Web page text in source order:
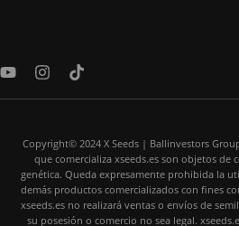
Y
u
I
s
g
r
a
m
T
k
o
k
Copyright© 2024 X Seeds | Ballinvestors
que comercializa xseeds.es son objetos de
genética. Queda expresamente prohibida la
demás productos comercializados con fines
xseeds.es no realizará ventas o envíos de
su posesión o comercio no sea legal.